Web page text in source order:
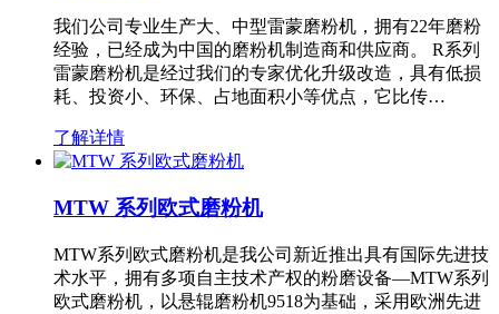
我们公司专业生产大、中型雷蒙磨粉机，拥有22年磨粉
经验，已经成为中国的磨粉机制造商和供应商。 R系列
雷蒙磨粉机是经过我们的专家优化升级改造，具有低损
耗、投资小、环保、占地面积小等优点，它比传…
了解详情
MTW 系列欧式磨粉机
MTW系列欧式磨粉机是我公司新近推出具有国际先进技
术水平，拥有多项自主技术产权的粉磨设备—MTW系列
欧式磨粉机，以悬辊磨粉机9518为基础，采用欧洲先进